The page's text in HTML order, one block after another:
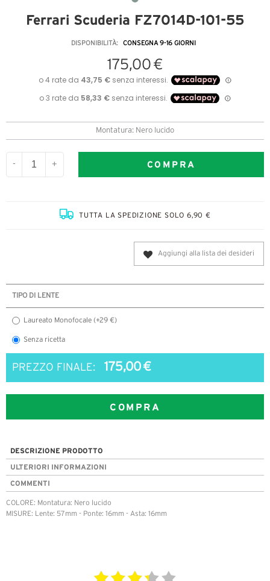
Ferrari Scuderia FZ7014D-101-55
DISPONIBILITÀ: CONSEGNA 9-16 GIORNI
175,00 €
Montatura: Nero lucido
- + COMPRA
TUTTA LA SPEDIZIONE SOLO 6,90 €
Aggiungi alla lista dei desideri
TIPO DI LENTE
Laureato Monofocale (+29 €)
Senza ricetta
PREZZO FINALE: 175,00 €
COMPRA
DESCRIZIONE PRODOTTO
ULTERIORI INFORMAZIONI
COMMENTI
COLORE: Montatura: Nero lucido
MISURE: Lente: 57mm - Ponte: 16mm - Asta: 16mm